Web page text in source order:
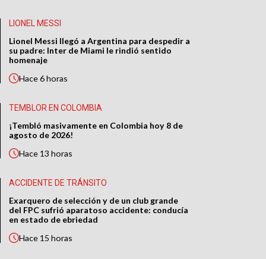
LIONEL MESSI
Lionel Messi llegó a Argentina para despedir a
su padre: Inter de Miami le rindió sentido
homenaje
Hace6 horas
TEMBLOR EN COLOMBIA
¡Tembló masivamente en Colombia hoy 8 de
agosto de 2026!
Hace 13 horas
ACCIDENTE DE TRÁNSITO
Exarquero de selección y de un club grande
del FPC sufrió aparatoso accidente: conducía
en estado de ebriedad
Hace 15 horas